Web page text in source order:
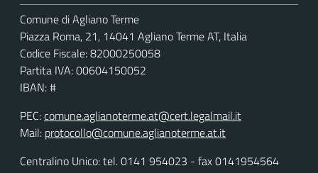
Comune di Agliano Terme
Piazza Roma, 21, 14041 Agliano Terme AT, Italia
Codice Fiscale: 82000250058
Partita IVA: 00604150052
IBAN: #
PEC:comune.aglianoterme.at@cert.legalmail.it
Mail: protocollo@comune.aglianoterme.at.it
Centralino Unico: tel. 0141 954023 - fax 0141954564